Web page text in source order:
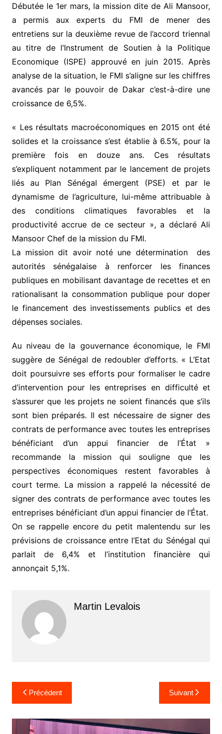
Débutée le 1er mars, la mission dite de Ali Mansoor,
a permis aux experts du FMI de mener des
entretiens sur la deuxième revue de l’accord triennal
au titre de l’Instrument de Soutien à la Politique
Economique (ISPE) approuvé en juin 2015. Après
analyse de la situation, le FMI s’aligne sur les chiffres
avancés par le pouvoir de Dakar c’est-à-dire une
croissance de 6,5%.
« Les résultats macroéconomiques en 2015 ont été
solides et la croissance s’est établie à 6.5%, pour la
première fois en douze ans. Ces résultats
s’expliquent notamment par le lancement de projets
liés au Plan Sénégal émergent (PSE) et par le
dynamisme de l’agriculture, lui-même attribuable à
des conditions climatiques favorables et la
productivité accrue de ce secteur », a déclaré Ali
Mansoor Chef de la mission du FMI.
La mission dit avoir noté une détermination des
autorités sénégalaise à renforcer les finances
publiques en mobilisant davantage de recettes et en
rationalisant la consommation publique pour doper
le financement des investissements publics et des
dépenses sociales.
Au niveau de la gouvernance économique, le FMI
suggère de Sénégal de redoubler d’efforts. « L’Etat
doit poursuivre ses efforts pour formaliser le cadre
d’intervention pour les entreprises en difficulté et
s’assurer que les projets ne soient financés que s’ils
sont bien préparés. Il est nécessaire de signer des
contrats de performance avec toutes les entreprises
bénéficiant d’un appui financier de l’État »
recommande la mission qui souligne que les
perspectives économiques restent favorables à
court terme. La mission a rappelé la nécessité de
signer des contrats de performance avec toutes les
entreprises bénéficiant d’un appui financier de l’État.
On se rappelle encore du petit malentendu sur les
prévisions de croissance entre l’Etat du Sénégal qui
parlait de 6,4% et l’institution financière qui
annonçait 5,1%.
Martin Levalois
Navigation
de
l’article
Précédent Suivant